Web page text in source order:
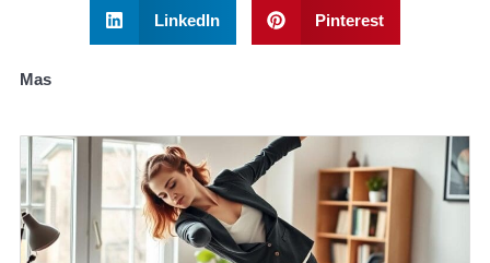
LinkedIn Pinterest
Mas